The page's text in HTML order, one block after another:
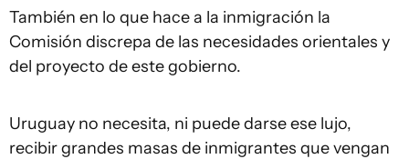
También en lo que hace a la inmigración la
Comisión discrepa de las necesidades orientales y
del proyecto de este gobierno.
Uruguay no necesita, ni puede darse ese lujo,
recibir grandes masas de inmigrantes que vengan